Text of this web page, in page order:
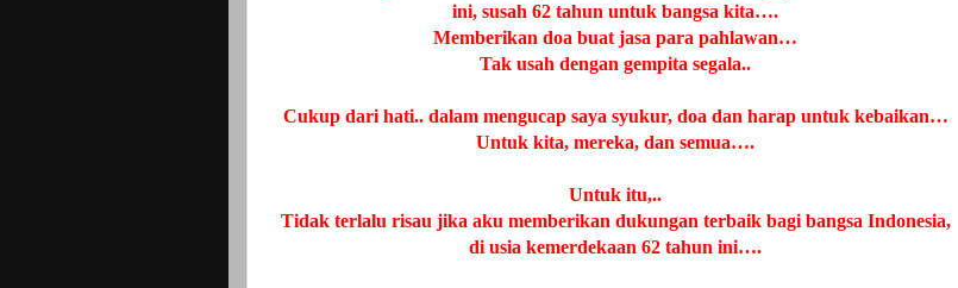
ini, susah 62 tahun untuk bangsa kita….
Memberikan doa buat jasa para pahlawan…
Tak usah dengan gempita segala..
Cukup dari hati.. dalam mengucap saya syukur, doa dan harap untuk kebaikan…
Untuk kita, mereka, dan semua….
Untuk itu,..
Tidak terlalu risau jika aku memberikan dukungan terbaik bagi bangsa Indonesia,
di usia kemerdekaan 62 tahun ini….